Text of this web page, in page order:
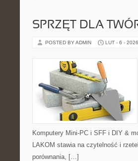
SPRZĘT DLA
POSTED BY ADMIN LUT - 6 - 2026
Komputery Mini-PC i SFF i DIY &
LAKOM stawia na czytelność i
porównania, […]